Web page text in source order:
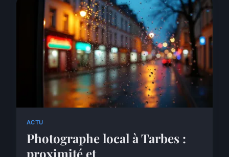
ACTU
Photographe local à Tarbes :
proximité et